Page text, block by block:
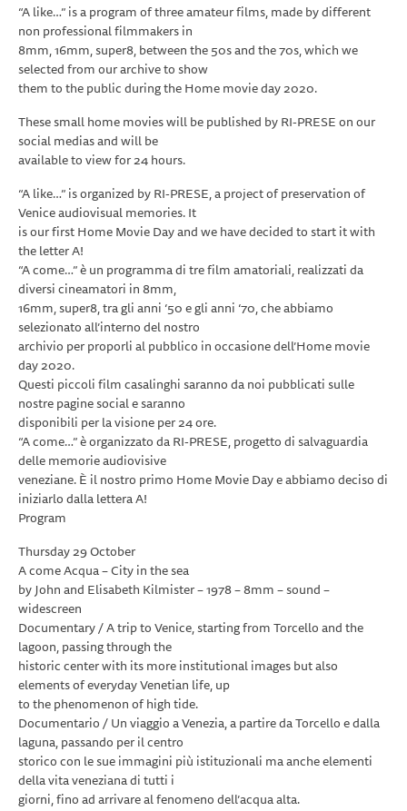
“A like…” is a program of three amateur films, made by different
non professional filmmakers in
8mm, 16mm, super8, between the 50s and the 70s, which we
selected from our archive to show
them to the public during the Home movie day 2020.
These small home movies will be published by RI-PRESE on our
social medias and will be
available to view for 24 hours.
“A like…” is organized by RI-PRESE, a project of preservation of
Venice audiovisual memories. It
is our first Home Movie Day and we have decided to start it with
the letter A!
“A come…” è un programma di tre film amatoriali, realizzati da
diversi cineamatori in 8mm,
16mm, super8, tra gli anni ‘50 e gli anni ‘70, che abbiamo
selezionato all’interno del nostro
archivio per proporli al pubblico in occasione dell’Home movie
day 2020.
Questi piccoli film casalinghi saranno da noi pubblicati sulle
nostre pagine social e saranno
disponibili per la visione per 24 ore.
“A come…” è organizzato da RI-PRESE, progetto di salvaguardia
delle memorie audiovisive
veneziane. È il nostro primo Home Movie Day e abbiamo deciso di
iniziarlo dalla lettera A!
Program
Thursday 29 October
A come Acqua – City in the sea
by John and Elisabeth Kilmister – 1978 – 8mm – sound –
widescreen
Documentary / A trip to Venice, starting from Torcello and the
lagoon, passing through the
historic center with its more institutional images but also
elements of everyday Venetian life, up
to the phenomenon of high tide.
Documentario / Un viaggio a Venezia, a partire da Torcello e dalla
laguna, passando per il centro
storico con le sue immagini più istituzionali ma anche elementi
della vita veneziana di tutti i
giorni, fino ad arrivare al fenomeno dell’acqua alta.